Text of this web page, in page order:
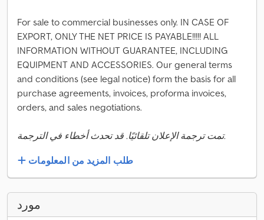
For sale to commercial businesses only. IN CASE OF
EXPORT, ONLY THE NET PRICE IS PAYABLE!!!!! ALL
INFORMATION WITHOUT GUARANTEE, INCLUDING
EQUIPMENT AND ACCESSORIES. Our general terms
and conditions (see legal notice) form the basis for all
purchase agreements, invoices, proforma invoices,
orders, and sales negotiations.
تمت ترجمة الإعلان تلقائيًا. قد تحدث أخطاء في الترجمة.
طلب المزيد من المعلومات
مورد